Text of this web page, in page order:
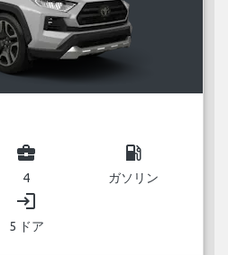
business_center
4
local_gas_station
ガソリン
login
5 ドア